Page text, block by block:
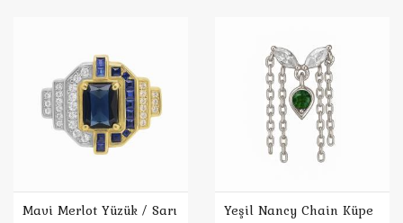
Mavi Merlot Yüzük / Sarı Yeşil Nancy Chain Küpe